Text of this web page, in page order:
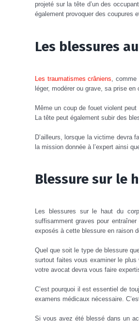
projeté sur la tête d’un des
également provoquer des coupures
Les blessures
Les traumatismes crâniens ,
léger, modérer ou grave, sa prise en
Même un coup de fouet violent
La tête peut également subir des
D’ailleurs, lorsque la victime devra
la mission donnée à l’expert ainsi
Blessure sur le
Les blessures sur le haut du
suffisamment graves pour
exposés à cette blessure en raison
Quel que soit le type de blessure
surtout faites vous examiner le
votre avocat devra vous faire
C’est pourquoi il est essentiel de
examens médicaux nécessaire.
Si vous avez été blessé dans un